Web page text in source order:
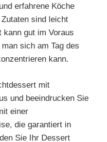
erfahrene Köche
sind leicht
gut im Voraus
sich am Tag des
kann.
mit
und beeindrucken Sie
einer
die garantiert in
Sie Ihr Dessert